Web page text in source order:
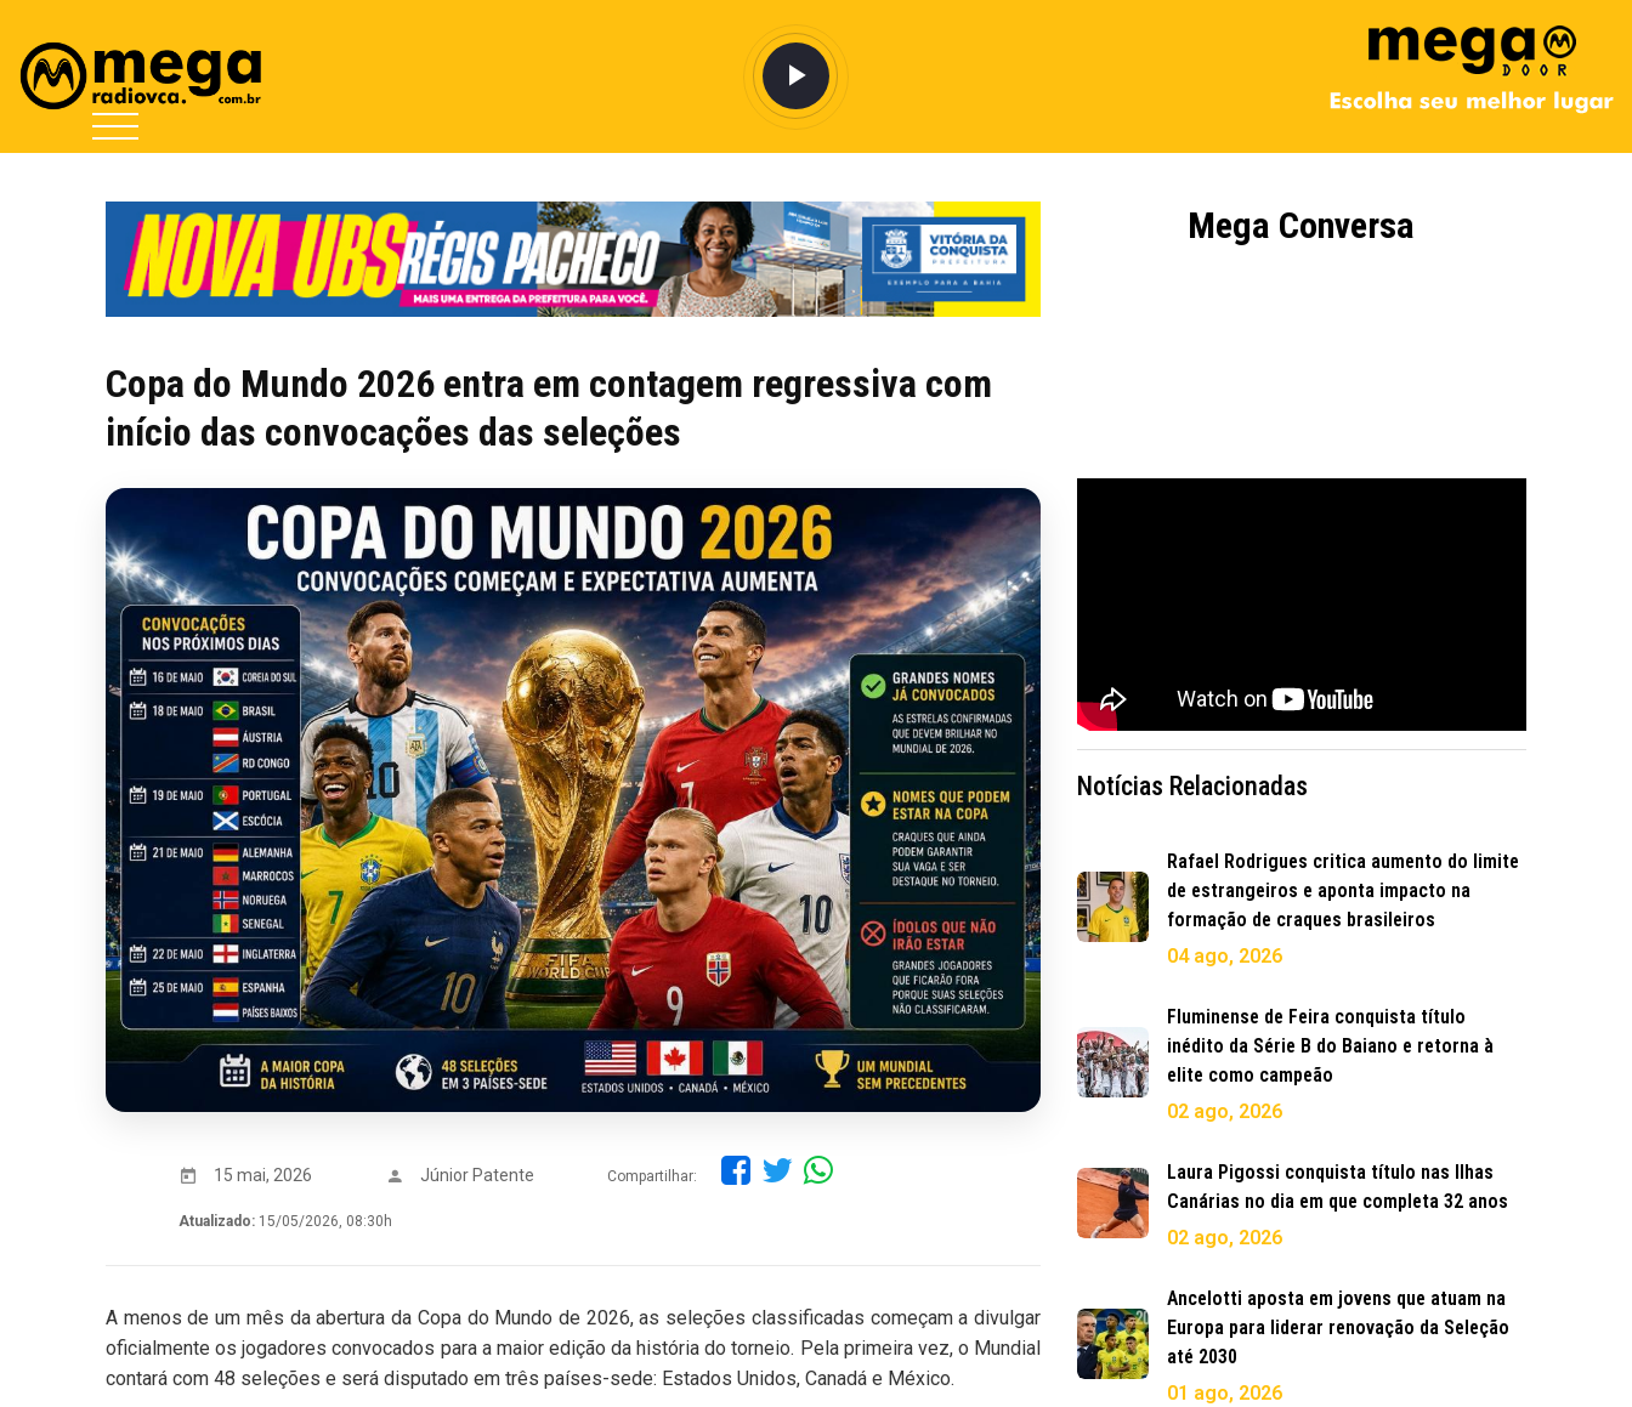
Copa do Mundo 2026 entra em contagem regressiva com
início das convocações das seleções
15 mai, 2026 Júnior Patente Compartilhar:
Atualizado: 15/05/2026, 08:30h
A menos de um mês da abertura da Copa do Mundo de 2026, as seleções classificadas começam a divulgar
oficialmente os jogadores convocados para a maior edição da história do torneio. Pela primeira vez, o Mundial
contará com 48 seleções e será disputado em três países-sede: Estados Unidos, Canadá e México.
Mega Conversa
Notícias Relacionadas
Rafael Rodrigues critica aumento do limite
de estrangeiros e aponta impacto na
formação de craques brasileiros
04 ago, 2026
Fluminense de Feira conquista título
inédito da Série B do Baiano e retorna à
elite como campeão
02 ago, 2026
Laura Pigossi conquista título nas Ilhas
Canárias no dia em que completa 32 anos
02 ago, 2026
Ancelotti aposta em jovens que atuam na
Europa para liderar renovação da Seleção
até 2030
01 ago, 2026